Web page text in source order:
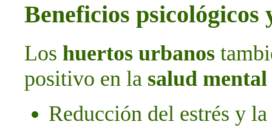
Beneficios psicológicos
Los huertos urbanos
positivo en la salud
Reducción del estrés y la